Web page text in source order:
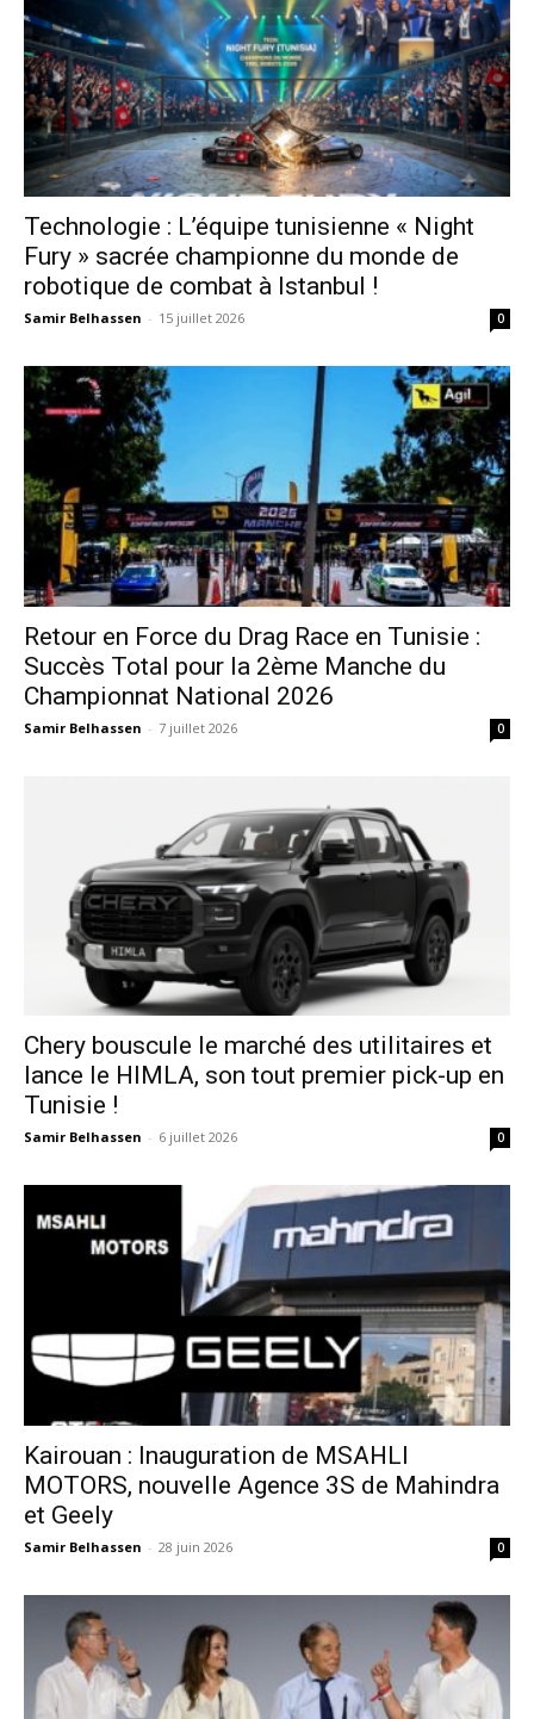
Technologie : L’équipe tunisienne « Night
Fury » sacrée championne du monde de
robotique de combat à Istanbul !
Samir Belhassen - 15 juillet 2026 0
Retour en Force du Drag Race en Tunisie :
Succès Total pour la 2ème Manche du
Championnat National 2026
Samir Belhassen - 7 juillet 2026 0
Chery bouscule le marché des utilitaires et
lance le HIMLA, son tout premier pick-up en
Tunisie !
Samir Belhassen - 6 juillet 2026 0
Kairouan : Inauguration de MSAHLI
MOTORS, nouvelle Agence 3S de Mahindra
et Geely
Samir Belhassen - 28 juin 2026 0